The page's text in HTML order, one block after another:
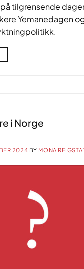
tilgrensende
Yemanedagen
i Norge
2024 BY MONA